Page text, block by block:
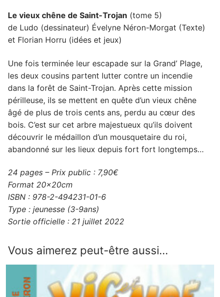
Le vieux chêne de Saint-Trojan (tome 5)
de Ludo (dessinateur) Évelyne Néron-Morgat (Texte)
et Florian Horru (idées et jeux)
Une fois terminée leur escapade sur la Grand’ Plage,
les deux cousins partent lutter contre un incendie
dans la forêt de Saint-Trojan. Après cette mission
périlleuse, ils se mettent en quête d’un vieux chêne
âgé de plus de trois cents ans, perdu au cœur des
bois. C’est sur cet arbre majestueux qu’ils doivent
découvrir le médaillon d’un mousquetaire du roi,
abandonné sur les lieux depuis fort fort longtemps…
24 pages – Prix public : 7,90€
Format 20x20cm
ISBN : 978-2-494231-01-6
Type : jeunesse (3-9ans)
Sortie officielle : 21 juillet 2022
Vous aimerez peut-être aussi…